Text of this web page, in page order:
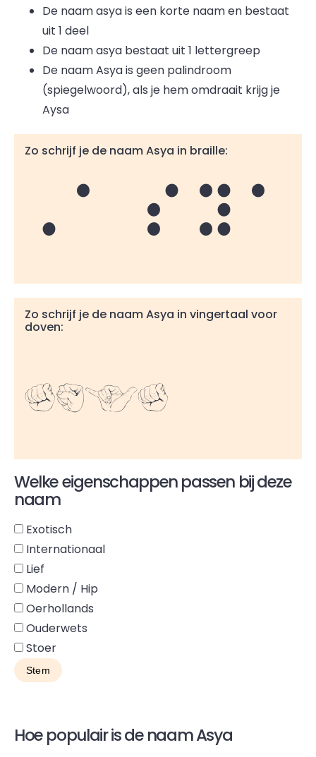
De naam asya is een korte naam en bestaat
uit 1 deel
De naam asya bestaat uit 1 lettergreep
De naam Asya is geen palindroom
(spiegelwoord), als je hem omdraait krijg je
Aysa
Zo schrijf je de naam Asya in braille:
Asya
Zo schrijf je de naam Asya in vingertaal voor
doven:
Asya
Welke eigenschappen passen bij deze
naam
Exotisch
Internationaal
Lief
Modern / Hip
Oerhollands
Ouderwets
Stoer
Hoe populair is de naam Asya